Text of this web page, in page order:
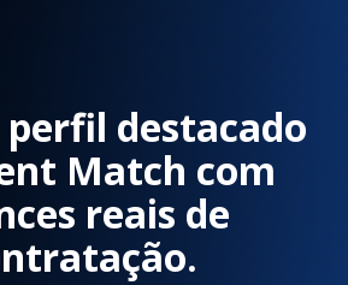
perfil destacado
Match com
reais de